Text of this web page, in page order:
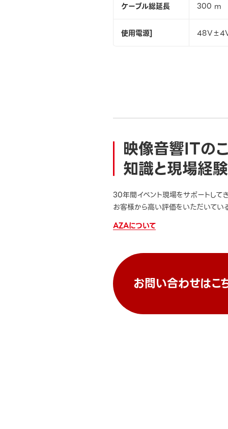
ケーブル総延長 300 m
使用電源]
映像音響ITの
知識と現場経
30年間イベント現場をサポートして
お客様から高い評価をいただいてい
AZAについて
お問い合わせはこ